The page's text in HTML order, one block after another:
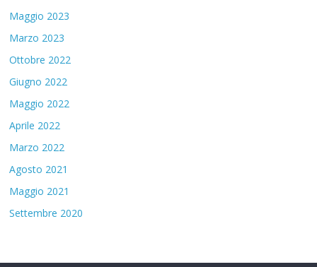
Maggio 2023
Marzo 2023
Ottobre 2022
Giugno 2022
Maggio 2022
Aprile 2022
Marzo 2022
Agosto 2021
Maggio 2021
Settembre 2020